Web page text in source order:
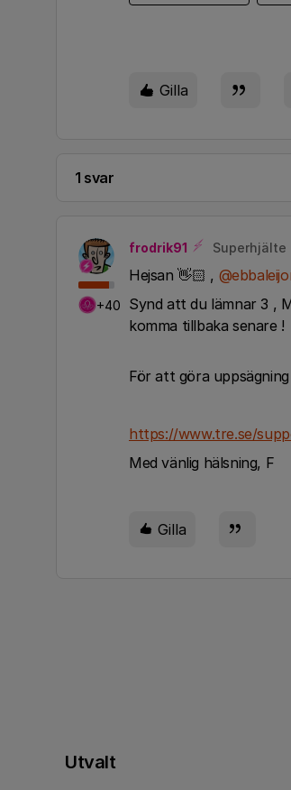
Gilla
1 svar
+40
frodrik91 Superhjälte
Hejsan 👋🏻 ,
Synd att du lämnar 3 ,
komma tillbaka senare !
För att göra
https://www.tre.se/
Med vänlig hälsning, F
Gilla
Utvalt